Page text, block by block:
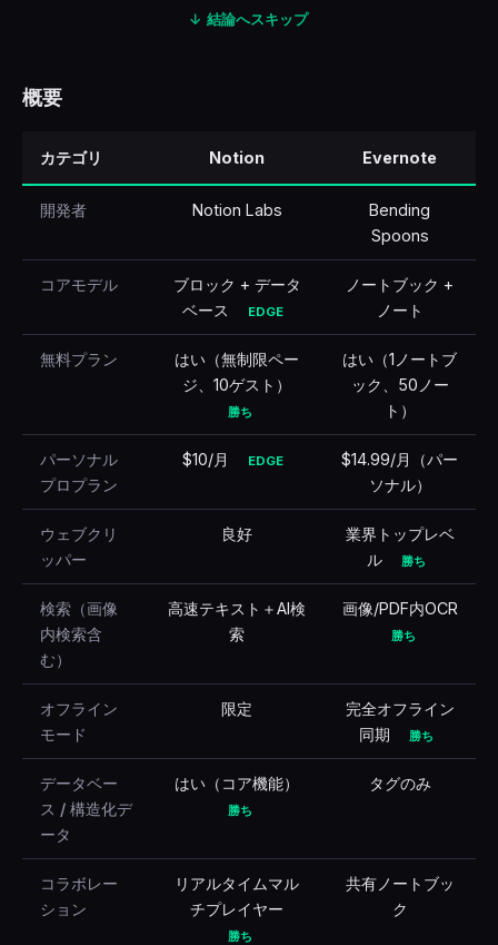
🇮🇳हिन्दी
↓ 結論へスキップ
概要
カテゴリ Notion Evernote
開発者 Notion Labs
Bending
Spoons
コアモデル
ブロック + データ
ベース
EDGE
ノートブック +
ノート
無料プラン
はい（無制限ペー
ジ、10ゲスト）
勝ち
はい（1ノートブ
ック、50ノー
ト）
パーソナル
プロプラン
$10/月 EDGE
$14.99/月（パー
ソナル）
ウェブクリ
ッパー
良好
業界トップレベ
ル
勝ち
検索（画像
内検索含
む）
高速テキスト＋AI検
索
画像/PDF内OCR
勝ち
オフライン
モード
限定
完全オフライン
同期
勝ち
データベー
ス / 構造化デ
ータ
はい（コア機能）
勝ち
タグのみ
コラボレー
ション
リアルタイムマル
チプレイヤー
勝ち
共有ノートブッ
ク